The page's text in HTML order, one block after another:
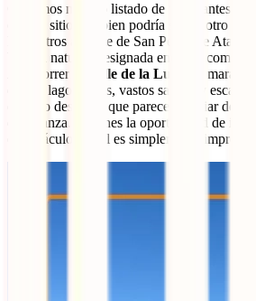
Cerramos nuestro listado de fascinantes
con un sitio que bien podría ser de otro
kilómetros al oeste de San Pedro de
belleza natural, designada en 1982 como
Al recorrer el
Valle de la Luna
, te
dunas, lagos secos, vastos salares y
entorno desértico que parece cambiar de
día avanza. Si tienes la oportunidad de ir
espectáculo visual es simplemente